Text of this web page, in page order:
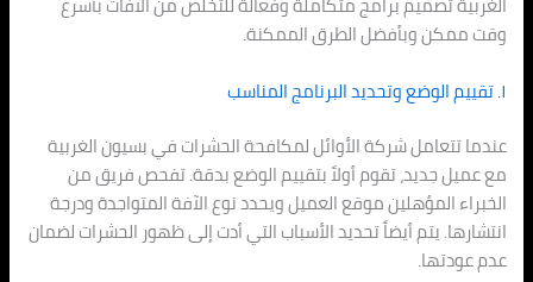
وقت ممكن وبأفضل الطرق الممكنة.
١. تقييم الوضع وتحديد البرنامج المناسب
عندما تتعامل شركة الأوائل لمكافحة الحشرات في بسيون الغربية
مع عميل جديد، تقوم أولاً بتقييم الوضع بدقة. تفحص فريق من
الخبراء المؤهلين موقع العميل ويحدد نوع الآفة المتواجدة ودرجة
انتشارها. يتم أيضاً تحديد الأسباب التي أدت إلى ظهور الحشرات لضمان
عدم عودتها.